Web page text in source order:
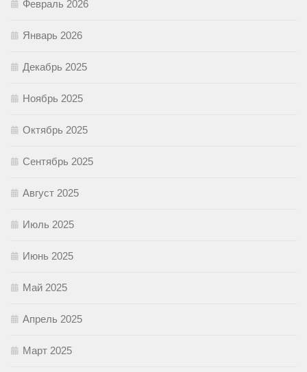
Февраль 2026
Январь 2026
Декабрь 2025
Ноябрь 2025
Октябрь 2025
Сентябрь 2025
Август 2025
Июль 2025
Июнь 2025
Май 2025
Апрель 2025
Март 2025